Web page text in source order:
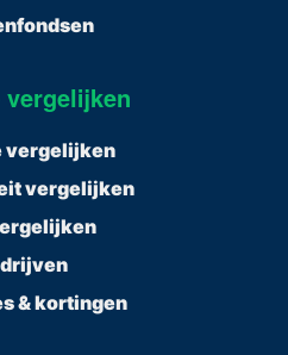
vergelijken
vergelijken
vergelijken
& kortingen